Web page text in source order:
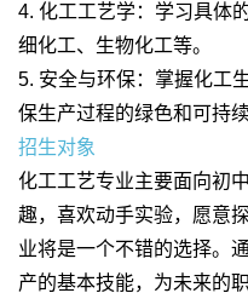
4. 化工工艺学：学习具体
细化工、生物化工等。
5. 安全与环保：掌握化工
保生产过程的绿色和可持续
招生对象
化工工艺专业主要面向初
趣，喜欢动手实验，愿意
业将是一个不错的选择。
产的基本技能，为未来的